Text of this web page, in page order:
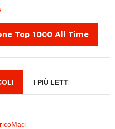
Top 1000 All Time
I PIÙ LETTI